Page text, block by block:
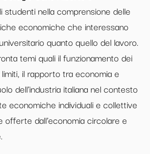
studenti nella comprensione delle
economiche che interessano
quanto quello del lavoro.
temi quali il funzionamento dei
il rapporto tra economia e
dell’industria italiana nel contesto
economiche individuali e collettive
dall’economia circolare e